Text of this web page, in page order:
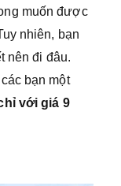
muốn được
nhiên, bạn
nên đi đâu.
bạn một
với giá 9